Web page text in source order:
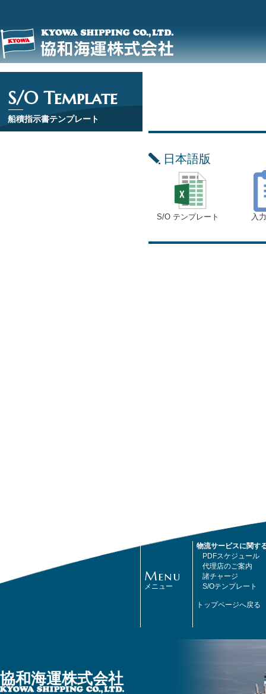
S/O Template
船積指示書テンプレート
日本語版
S/O テンプレート 入
Menu
メニュー
物流サービスに関す
PDFスケジュール
代理店のご案内
諸チャージ
S/Oテンプレート
トップページへ戻る
協和海運株式会社